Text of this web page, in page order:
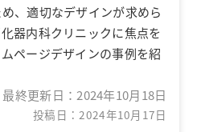
、適切なデザインが求めら
器内科クリニックに焦点を
ページデザインの事例を紹
最終更新日： 2024年10月18日
投稿日：2024年10月17日